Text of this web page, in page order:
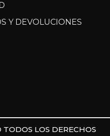
Y DEVOLUCIONES
LOS DERECHOS